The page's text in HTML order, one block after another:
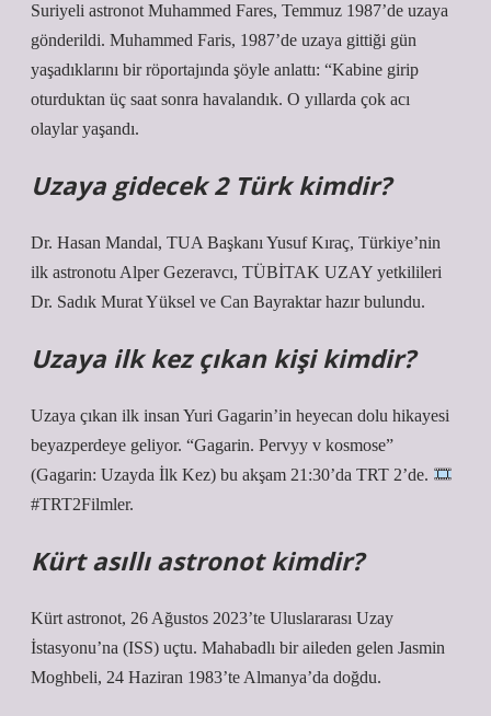
Suriyeli astronot Muhammed Fares, Temmuz 1987’de uzaya
gönderildi. Muhammed Faris, 1987’de uzaya gittiği gün
yaşadıklarını bir röportajında ​​şöyle anlattı: “Kabine girip
oturduktan üç saat sonra havalandık. O yıllarda çok acı
olaylar yaşandı.
Uzaya gidecek 2 Türk kimdir?
Dr. Hasan Mandal, TUA Başkanı Yusuf Kıraç, Türkiye’nin
ilk astronotu Alper Gezeravcı, TÜBİTAK UZAY yetkilileri
Dr. Sadık Murat Yüksel ve Can Bayraktar hazır bulundu.
Uzaya ilk kez çıkan kişi kimdir?
Uzaya çıkan ilk insan Yuri Gagarin’in heyecan dolu hikayesi
beyazperdeye geliyor. “Gagarin. Pervyy v kosmose”
(Gagarin: Uzayda İlk Kez) bu akşam 21:30’da TRT 2’de.
#TRT2Filmler.
Kürt asıllı astronot kimdir?
Kürt astronot, 26 Ağustos 2023’te Uluslararası Uzay
İstasyonu’na (ISS) uçtu. Mahabadlı bir aileden gelen Jasmin
Moghbeli, 24 Haziran 1983’te Almanya’da doğdu.